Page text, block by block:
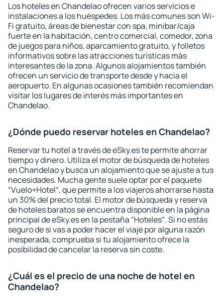
Los hoteles en Chandelao ofrecen varios servicios e
instalaciones a los huéspedes. Los más comunes son Wi-
Fi gratuito, áreas de bienestar con spa, minibar/caja
fuerte en la habitación, centro comercial, comedor, zona
de juegos para niños, aparcamiento gratuito, y folletos
informativos sobre las atracciones turísticas más
interesantes de la zona. Algunos alojamientos también
ofrecen un servicio de transporte desde y hacia el
aeropuerto. En algunas ocasiones también recomiendan
visitar los lugares de interés más importantes en
Chandelao.
¿Dónde puedo reservar hoteles en Chandelao?
Reservar tu hotel a través de eSky.es te permite ahorrar
tiempo y dinero. Utiliza el motor de búsqueda de hoteles
en Chandelao y busca un alojamiento que se ajuste a tus
necesidades. Mucha gente suele optar por el paquete
“Vuelo+Hotel“, que permite a los viajeros ahorrarse hasta
un 30% del precio total. El motor de búsqueda y reserva
de hoteles baratos se encuentra disponible en la página
principal de eSky.es en la pestaña “Hoteles“. Si no estás
seguro de si vas a poder hacer el viaje por alguna razón
inesperada, comprueba si tu alojamiento ofrece la
posibilidad de cancelar la reserva sin coste.
¿Cuál es el precio de una noche de hotel en
Chandelao?